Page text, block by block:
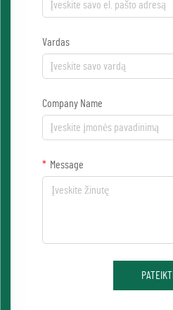
Vardas
Company Name
Message
PATEIKTI